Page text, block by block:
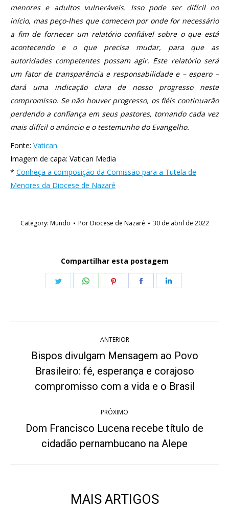
menores e adultos vulneráveis. Isso pode ser difícil no
início, mas peço-lhes que comecem por onde for necessário
a fim de fornecer um relatório confiável sobre o que está
acontecendo e o que precisa mudar, para que as
autoridades competentes possam agir. Este relatório será
um fator de transparência e responsabilidade e – espero –
dará uma indicação clara de nosso progresso neste
compromisso. Se não houver progresso, os fiéis continuarão
perdendo a confiança em seus pastores, tornando cada vez
mais difícil o anúncio e o testemunho do Evangelho.
Fonte: Vatican
Imagem de capa: Vatican Media
* Conheça a composição da Comissão para a Tutela de
Menores da Diocese de Nazaré
Category: Mundo PorDiocese de Nazaré 30 de abril de 2022
Compartilhar esta postagem
Share
Share
Share
Share
post:
ANTERIOR
Post
anterior:
Bispos divulgam Mensagem ao Povo
Brasileiro: fé, esperança e corajoso
compromisso com a vida e o Brasil
PRÓXIMO
Próximo
post:
Dom Francisco Lucena recebe título de
cidadão pernambucano na Alepe
MAIS ARTIGOS